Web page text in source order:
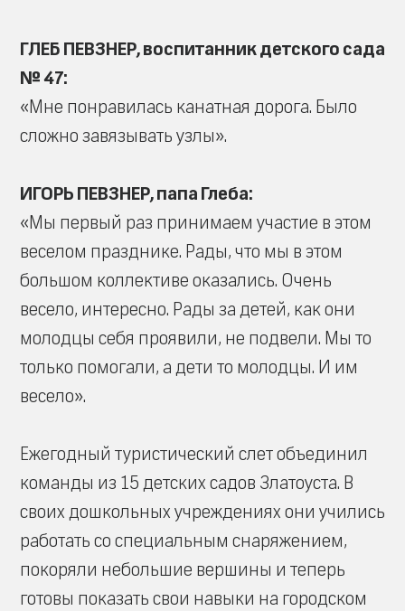
ГЛЕБ ПЕВЗНЕР, воспитанник детского сада
№ 47:
«Мне понравилась канатная дорога. Было
сложно завязывать узлы».
ИГОРЬ ПЕВЗНЕР, папа Глеба:
«Мы первый раз принимаем участие в этом
веселом празднике. Рады, что мы в этом
большом коллективе оказались. Очень
весело, интересно. Рады за детей, как они
молодцы себя проявили, не подвели. Мы то
только помогали, а дети то молодцы. И им
весело».
Ежегодный туристический слет объединил
команды из 15 детских садов Златоуста. В
своих дошкольных учреждениях они учились
работать со специальным снаряжением,
покоряли небольшие вершины и теперь
готовы показать свои навыки на городском